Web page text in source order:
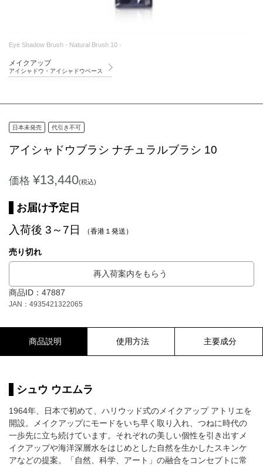
Eye Shadow Brush - Natural Brush 10 -
メイクアップ
アイシャドウ・アイシャドウベース
日本未発売 代引き不可
アイシャドウブラシ ナチュラルブラシ 10
価格 ¥13,440(税込)
お届け予定日
入荷後 3～7日 （香港１発送）
売り切れ
再入荷案内をもらう
商品ID：47887
JAN：4935421322065
商品説明 使用方法 主要成分
シュウ ウエムラ
1964年、日本で初めて、ハリウッド式のメイクアップ アトリエを
開設。メイクアップにモードをいち早く取り入れ、つねに時代の
一歩先に立ち続けています。それぞれの美しい個性を引き出すメ
イクアップや海洋深層水をはじめとした自然を生かしたスキンケ
アなどの提案。「自然、科学、アート」の融合をコンセプトに常